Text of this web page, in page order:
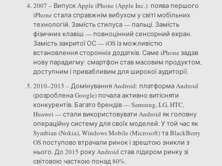
2007 – Випуск Apple iPhone (Apple Inc.): поява першого
iPhone стала справжнім вибухом у світі мобільних
технологій. Замість стилуса — пальці. Замість
фізичних клавіш — повноцінний сенсорний екран.
Замість закритої ОС — iOS із можливістю
встановлення сторонніх додатків. Саме iPhone задав
нову парадигму: смартфон став масовим продуктом,
доступним і привабливим для широкої аудиторії.
2010–2015 – Домінування Android: платформа Android
(розроблена Google) почала активно витісняти
конкурентів. Багато брендів — Samsung, LG, HTC,
Huawei — стали використовувати Android як головну
операційну систему для своїх моделей. У той час як
Symbian (Nokia), Windows Mobile (Microsoft) та BlackBerry
OS поступово втрачали ринок і зрештою зникли з
нього. До 2015 року Android став лідером ринку зі
світовою часткою понад 80%.